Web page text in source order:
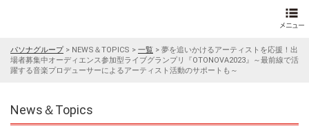
パソナグループ> NEWS＆TOPICS > 一覧 > 夢を追いかけるアーティストを応援！出
場者募集中オーディエンス参加型ライブグランプリ『OTONOVA2023』～最前線で活
躍する音楽プロデューサーによるアーティスト活動のサポートも～
News＆Topics